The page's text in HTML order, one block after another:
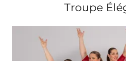
Troupe